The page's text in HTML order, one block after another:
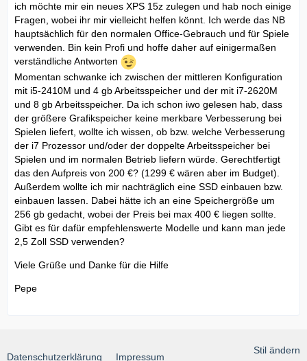
ich möchte mir ein neues XPS 15z zulegen und hab noch einige
Fragen, wobei ihr mir vielleicht helfen könnt. Ich werde das NB
hauptsächlich für den normalen Office-Gebrauch und für Spiele
verwenden. Bin kein Profi und hoffe daher auf einigermaßen
verständliche Antworten
Momentan schwanke ich zwischen der mittleren Konfiguration
mit i5-2410M und 4 gb Arbeitsspeicher und der mit i7-2620M
und 8 gb Arbeitsspeicher. Da ich schon iwo gelesen hab, dass
der größere Grafikspeicher keine merkbare Verbesserung bei
Spielen liefert, wollte ich wissen, ob bzw. welche Verbesserung
der i7 Prozessor und/oder der doppelte Arbeitsspeicher bei
Spielen und im normalen Betrieb liefern würde. Gerechtfertigt
das den Aufpreis von 200 €? (1299 € wären aber im Budget).
Außerdem wollte ich mir nachträglich eine SSD einbauen bzw.
einbauen lassen. Dabei hätte ich an eine Speichergröße um
256 gb gedacht, wobei der Preis bei max 400 € liegen sollte.
Gibt es für dafür empfehlenswerte Modelle und kann man jede
2,5 Zoll SSD verwenden?
Viele Grüße und Danke für die Hilfe
Pepe
Stil ändern
Datenschutzerklärung Impressum